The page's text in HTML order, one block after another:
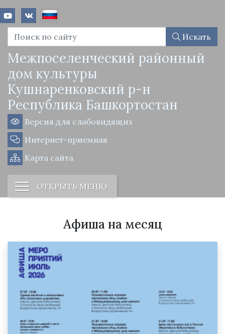
Искать
Межпоселенческий районный
дом культуры
Кушнаренковский р-н
Республика Башкортостан
Версия для слабовидящих
Интернет-приемная
Карта сайта
ОТКРЫТЬ МЕНЮ
Афиша на месяц